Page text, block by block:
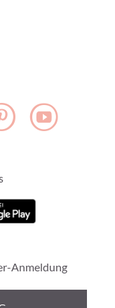
Anmeldung